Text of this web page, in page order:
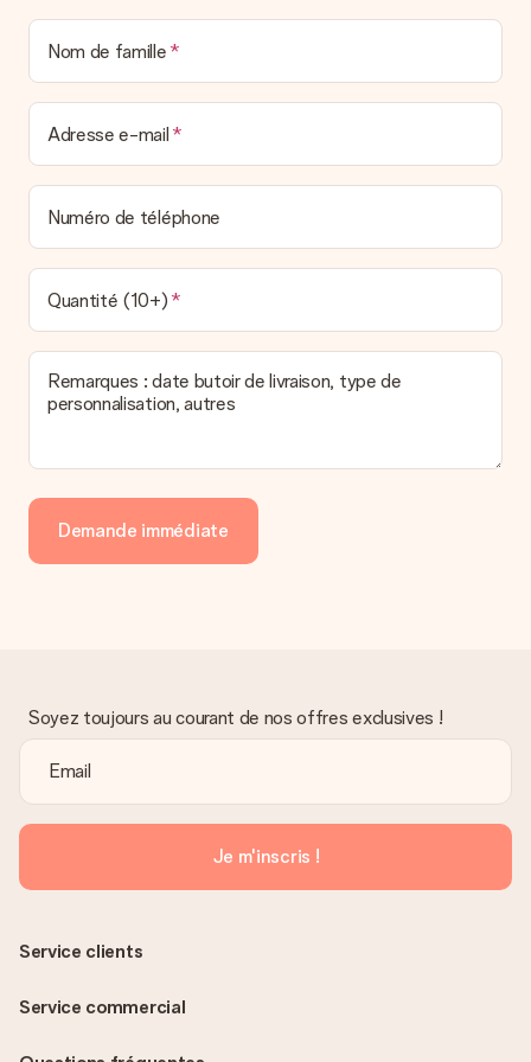
Nom de famille
Adresse e-mail
Numéro de téléphone
Quantité (10+)
Remarques : date butoir de livraison, type de
personnalisation, autres
Demande immédiate
Soyez toujours au courant de nos offres exclusives !
Je m'inscris !
Service clients
Service commercial